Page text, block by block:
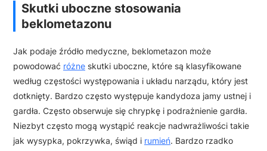
Skutki uboczne stosowania
beklometazonu
Jak podaje źródło medyczne, beklometazon może
powodować różne skutki uboczne, które są klasyfikowane
według częstości występowania i układu narządu, który jest
dotknięty. Bardzo często występuje kandydoza jamy ustnej i
gardła. Często obserwuje się chrypkę i podrażnienie gardła.
Niezbyt często mogą wystąpić reakcje nadwrażliwości takie
jak wysypka, pokrzywka, świąd i rumień. Bardzo rzadko